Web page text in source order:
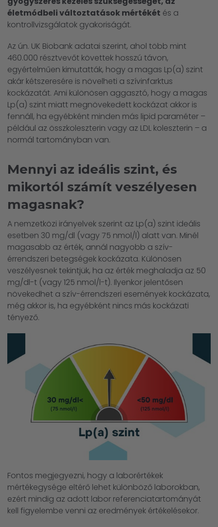
életmódbeli változtatások mértékét és a
kontrollvizsgálatok gyakoriságát.
Az ún. UK Biobank adatai szerint, ahol több mint
460.000 résztvevőt követtek hosszú távon,
egyértelműen kimutatták, hogy a magas Lp(a) szint
akár kétszeresére is növelheti a szívinfarktus
kockázatát. Ami különösen aggasztó, hogy a magas
Lp(a) szint miatt megnövekedett kockázat akkor is
fennáll, ha egyébként minden más lipid paraméter –
például az összkoleszterin vagy az LDL koleszterin – a
normál tartományban van.
Mennyi az ideális szint, és
mikortól számít veszélyesen
magasnak?
A nemzetközi irányelvek szerint az Lp(a) szint ideális
esetben 30 mg/dl (vagy 75 nmol/l) alatt van. Minél
magasabb az érték, annál nagyobb a szív-
érrendszeri betegségek kockázata. Különösen
veszélyesnek tekintjük, ha az érték meghaladja az 50
mg/dl-t (vagy 125 nmol/l-t). Ilyenkor jelentősen
növekedhet a szív-érrendszeri események kockázata,
még akkor is, ha egyébként nincs más kockázati
tényező.
Fontos megjegyezni, hogy a laborértékek
mértékegysége eltérő lehet különböző laborokban,
ezért mindig az adott labor referenciatartományát
kell figyelembe venni az eredmények értékelésekor.